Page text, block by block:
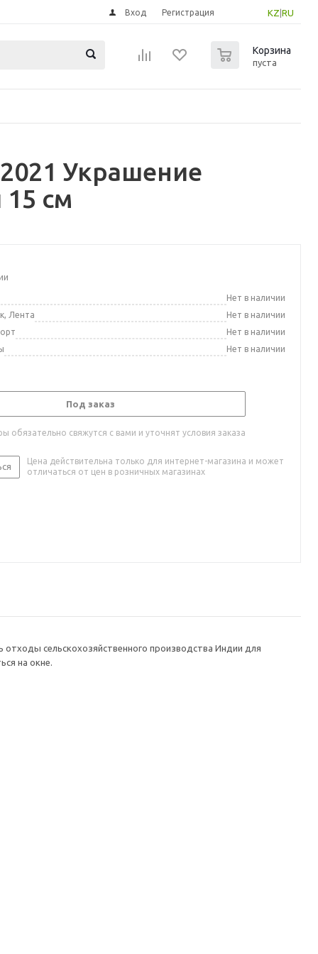
KZ RU
Вход Регистрация
Корзина
пуста
Украшение
см
Нет в наличии
Лента
Нет в наличии
Нет в наличии
Нет в наличии
Под заказ
обязательно свяжутся с вами и уточнят условия заказа
Цена действительна только для интернет-магазина и может
отличаться от цен в розничных магазинах
сельскохозяйственного производства Индии для
на окне.